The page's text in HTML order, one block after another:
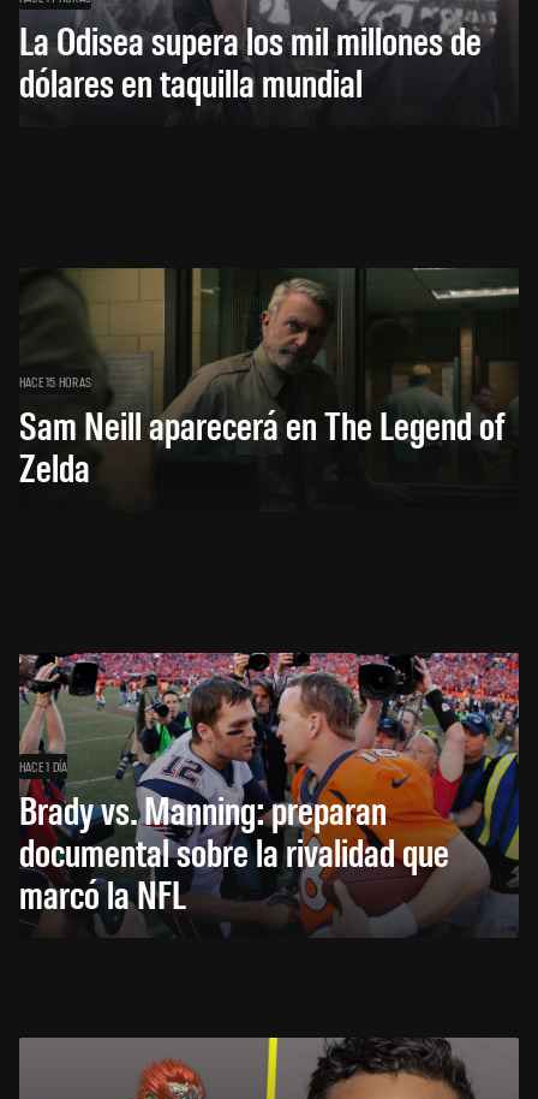
La Odisea supera los mil millones de
dólares en taquilla mundial
HACE 15 HORAS
Sam Neill aparecerá en The Legend of
Zelda
HACE 1 DÍA
Brady vs. Manning: preparan
documental sobre la rivalidad que
marcó la NFL